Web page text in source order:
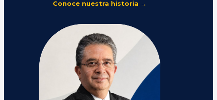
Conoce nuestra historia →